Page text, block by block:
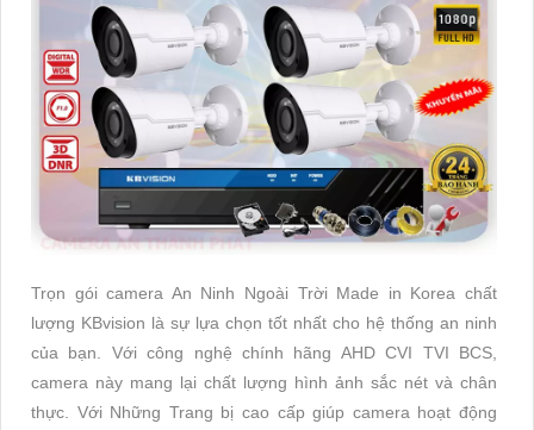
Trọn gói camera An Ninh Ngoài Trời Made in Korea chất
lượng KBvision là sự lựa chọn tốt nhất cho hệ thống an ninh
của bạn. Với công nghệ chính hãng AHD CVI TVI BCS,
camera này mang lại chất lượng hình ảnh sắc nét và chân
thực. Với Những Trang bị cao cấp giúp camera hoạt động